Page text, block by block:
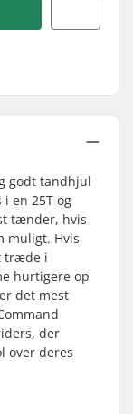
godt tandhjul
en 25T og
tænder, hvis
muligt. Hvis
træde i
hurtigere op
det mest
der
over deres